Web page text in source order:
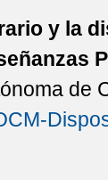
y la
de